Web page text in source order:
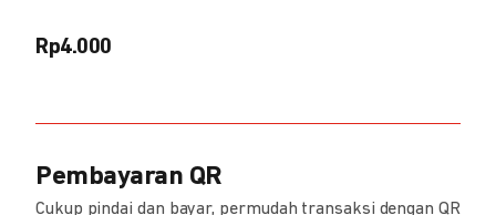
Rp4.000
Pembayaran QR
Cukup pindai dan bayar, permudah transaksi dengan QR